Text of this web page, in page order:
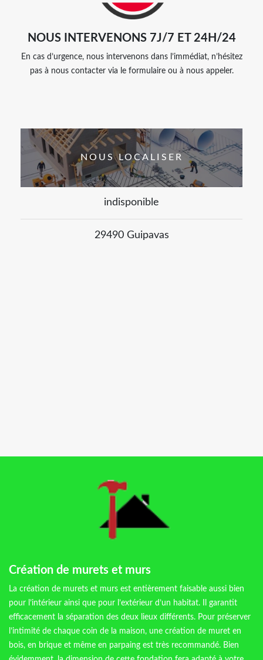
NOUS INTERVENONS 7J/7 ET 24H/24
En cas d’urgence, nous intervenons dans l’immédiat, n’hésitez
pas à nous contacter via le formulaire ou à nous appeler.
NOUS LOCALISER
indisponible
29490 Guipavas
Création de murets et murs
La création de murets et murs est entièrement faisable aussi bien
pour l’intérieur ainsi que pour l’extérieur d’un habitat. Il garantit
efficacement la séparation des deux lieux différents. Pour préserver
l’intimité de chaque coin de la maison, une création de muret en
bois, en brique et même en parpaing est très recommandé. Bien